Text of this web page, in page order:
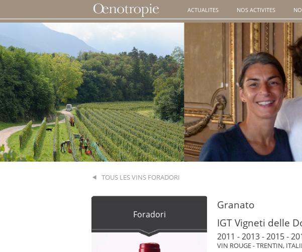
ACTUALITES NOS ACTIVITES
TOUS LES VINS FORADORI
Foradori
Granato
IGT Vigneti delle
2011 - 2013 - 2015 -
VIN ROUGE - TRENTIN,